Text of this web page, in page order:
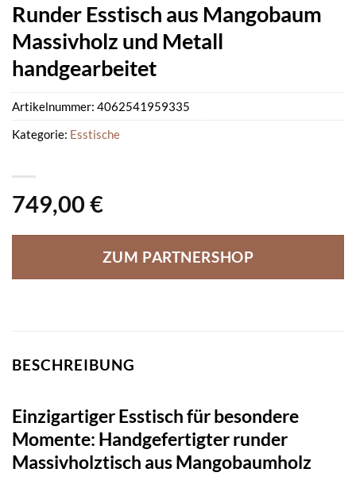
Runder Esstisch aus Mangobaum
Massivholz und Metall
handgearbeitet
749,00 €
ZUM PARTNERSHOP
Artikelnummer: 4062541959335
Kategorie: Esstische
BESCHREIBUNG
Einzigartiger Esstisch für besondere
Momente: Handgefertigter runder
Massivholztisch aus Mangobaumholz